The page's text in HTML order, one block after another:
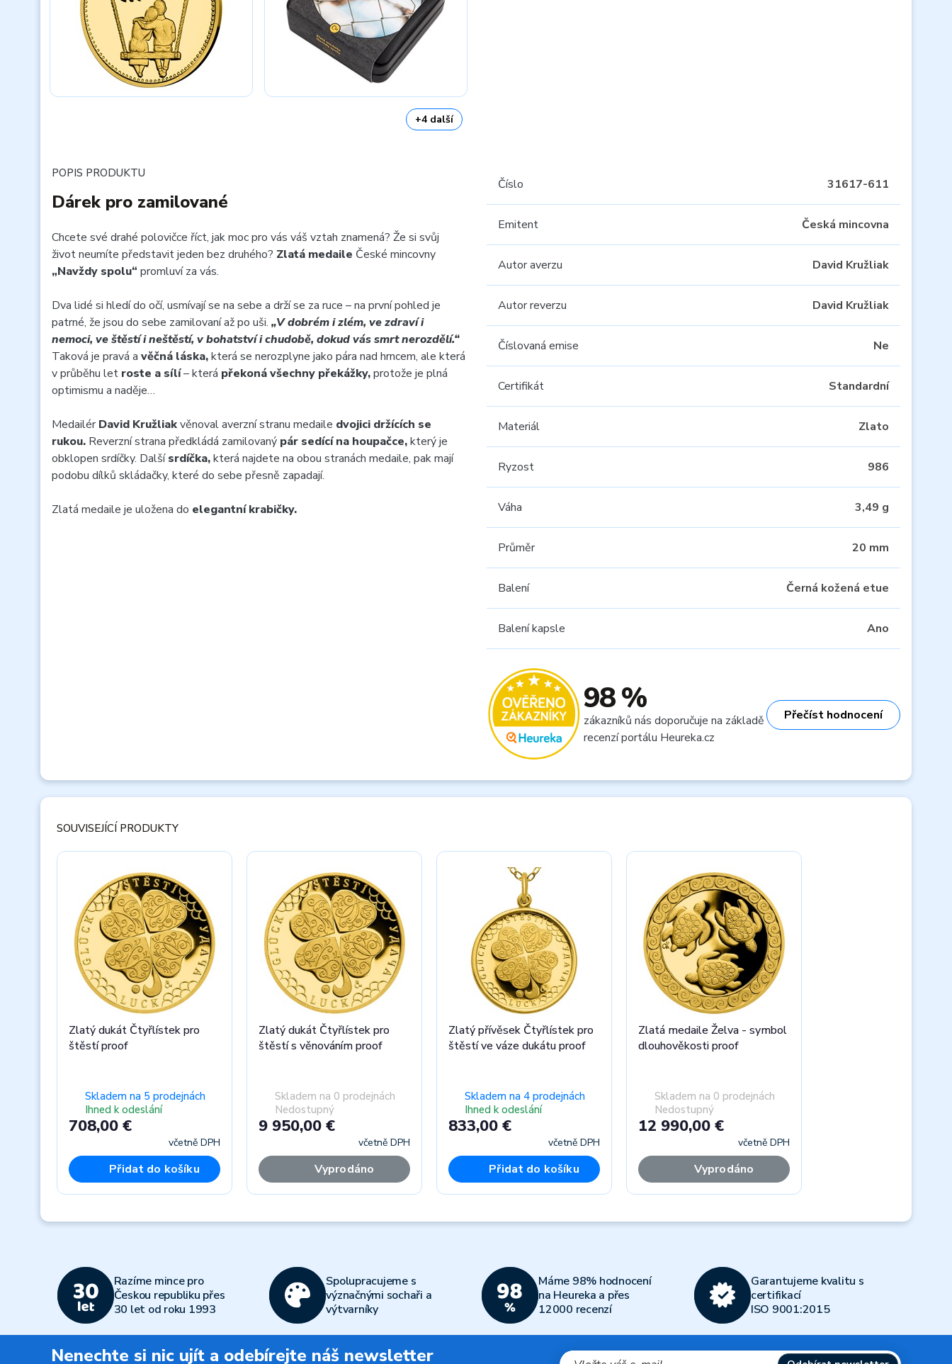
+4 další
POPIS PRODUKTU
Dárek pro zamilované
Chcete své drahé polovičce říct, jak moc pro vás váš vztah znamená? Že si svůj
život neumíte představit jeden bez druhého? Zlatá medaile České mincovny
„Navždy spolu“ promluví za vás.
Dva lidé si hledí do očí, usmívají se na sebe a drží se za ruce – na první pohled je
patrné, že jsou do sebe zamilovaní až po uši. „V dobrém i zlém, ve zdraví i
nemoci, ve štěstí i neštěstí, v bohatství i chudobě, dokud vás smrt nerozdělí.“
Taková je pravá a věčná láska,která se nerozplyne jako pára nad hrncem, ale která
v průběhu let roste a sílí– která překoná všechny překážky,protože je plná
optimismu a naděje…
MedailérDavid Kružliakvěnoval averzní stranu medaile dvojici držících se
rukou. Reverzní strana předkládá zamilovaný pár sedící na houpačce,který je
obklopen srdíčky. Dalšísrdíčka,která najdete na obou stranách medaile, pak mají
podobu dílků skládačky, které do sebe přesně zapadají.
Zlatá medaile je uložena do elegantní krabičky.
Číslo 31617-611
Emitent Česká mincovna
Autor averzu David Kružliak
Autor reverzu David Kružliak
Číslovaná emise Ne
Certifikát Standardní
Materiál Zlato
Ryzost 986
Váha 3,49 g
Průměr 20 mm
Balení Černá kožená etue
Balení kapsle Ano
98 %
zákazníků nás doporučuje na základě
recenzí portálu Heureka.cz
Přečíst hodnocení
SOUVISEJÍCÍ PRODUKTY
Zlatý dukát Čtyřlístek pro
štěstí proof
Skladem na 5 prodejnách
Ihned k odeslání
708,00 €
včetně DPH
Přidat do košíku
Zlatý dukát Čtyřlístek pro
štěstí s věnováním proof
Skladem na 0 prodejnách
Nedostupný
9 950,00 €
včetně DPH
Vyprodáno
Zlatý přívěsek Čtyřlístek pro
štěstí ve váze dukátu proof
Skladem na 4 prodejnách
Ihned k odeslání
833,00 €
včetně DPH
Přidat do košíku
Zlatá medaile Želva - symbol
dlouhověkosti proof
Skladem na 0 prodejnách
Nedostupný
12 990,00 €
včetně DPH
Vyprodáno
Razíme mince pro
Českou republiku přes
30 let od roku 1993
Spolupracujeme s
význačnými sochaři a
výtvarníky
Máme 98% hodnocení
na Heureka a přes
12000 recenzí
Garantujeme kvalitu s
certifikací
ISO 9001:2015
Nenechte si nic ujít a odebírejte náš newsletter